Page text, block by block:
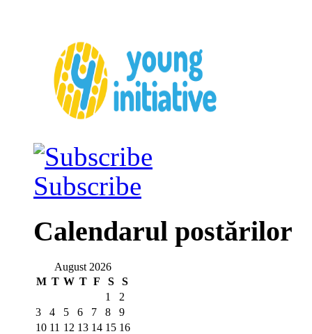
Subscribe
Calendarul postărilor
August 2026
M T W T F S
S
1
2
3
4 5 6 7 8
9
10 11 12 13 14 15 16